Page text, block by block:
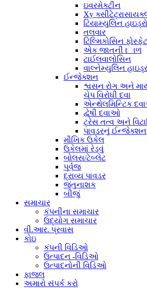
ઇવરમેક્ટીન
Xy
ટિયામ્યુલિન
તલવાર
ટિલ્મિકોસિન ફોસ્ફેટ
એક જાતની tાળ
ટાઈલવાલોસિન
વાલ્નેમ્યુલિન
ઈન્જેક્શન
શ્વસન રોગ અને
ચેપ વિરોધી દવા
એન્થેલમિન્ટિક
દ્વેષી દવાઓ
ટ્રેસ તત્વ અને
પાવડરનું ઈન્જેક્શન
મૌખિક ઉકેલ
ઉકેલમાં રેડવું
બોલસ/ટેબ્લેટ
પૂર્વજ
દ્રાવ્ય પાવડર
જંતુનાશક
બીજું
સમાચાર
કંપનીના સમાચાર
ઉદ્યોગ સમાચાર
વી.આર. પ્રવાસ
કોઇ
કંપની વિડિઓ
ઉત્પાદન -વિડિઓ
ઉત્પાદનોની વિડિઓ
ફાજલ
અમારો સંપર્ક કરો